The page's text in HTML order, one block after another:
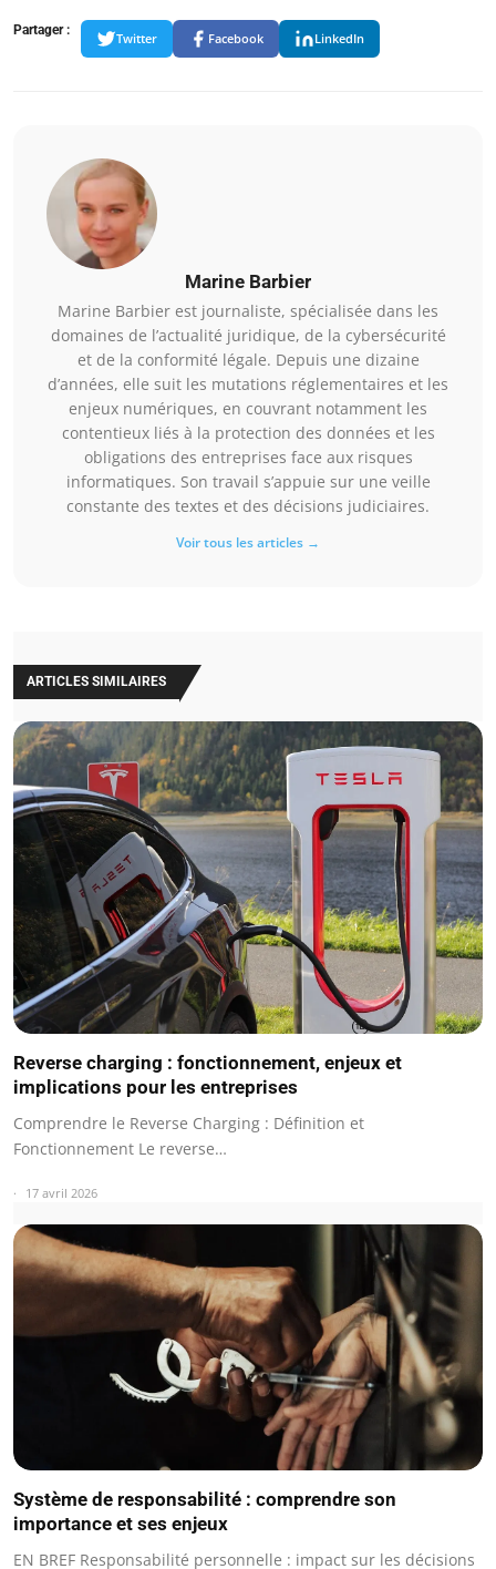
Partager :
Twitter Facebook LinkedIn
Marine Barbier
Marine Barbier est journaliste, spécialisée dans les
domaines de l’actualité juridique, de la cybersécurité
et de la conformité légale. Depuis une dizaine
d’années, elle suit les mutations réglementaires et les
enjeux numériques, en couvrant notamment les
contentieux liés à la protection des données et les
obligations des entreprises face aux risques
informatiques. Son travail s’appuie sur une veille
constante des textes et des décisions judiciaires.
Voir tous les articles →
ARTICLES SIMILAIRES
Reverse charging : fonctionnement, enjeux et
implications pour les entreprises
Comprendre le Reverse Charging : Définition et
Fonctionnement Le reverse…
17 avril 2026
Système de responsabilité : comprendre son
importance et ses enjeux
EN BREF Responsabilité personnelle : impact sur les décisions